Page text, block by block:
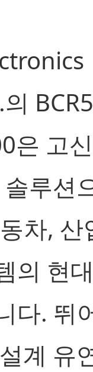
은 고
루션
차, 산
의 현
다. 뛰
계 유